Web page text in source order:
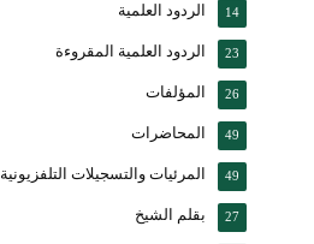
الردود العلمية 14
الردود العلمية المقروءة 23
المؤلفات 26
المحاضرات 49
المرئيات والتسجيلات التلفزيونية 49
بقلم الشيخ 27